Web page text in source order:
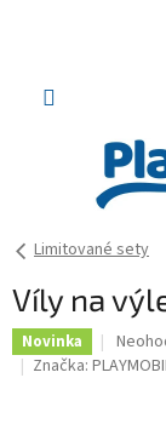
Limitované sety
Víly na
Novinka
Značka: